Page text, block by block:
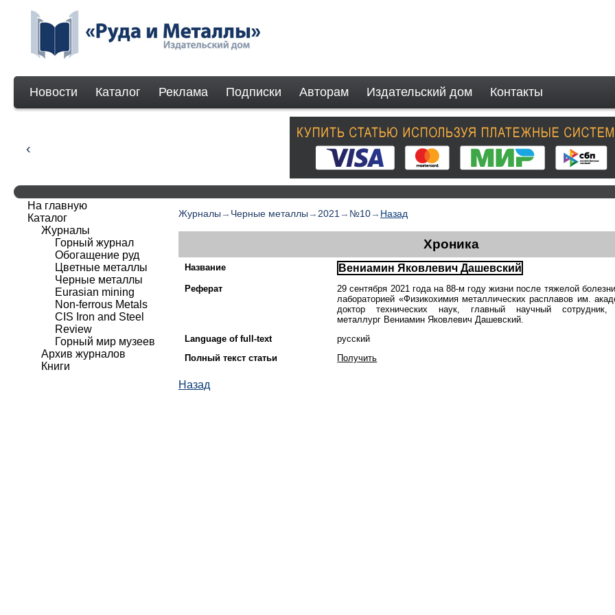
Новости Каталог Реклама Подписки Авторам Издательский дом Контакты
Журналы → Черные металлы → 2021 → №10→ Назад
Хроника
Название Вениамин Яковлевич Дашевский
Реферат
29 сентября 2021 года на 88-м году жизни после тяжелой
лабораторией «Физикохимия металлических расплавов им.
доктор технических наук, главный научный
металлург Вениамин Яковлевич Дашевский.
Language of full-text
русский
Полный текст статьи
Получить
Назад
На главную
Каталог
Журналы
Горный журнал
Обогащение руд
Цветные металлы
Черные металлы
Eurasian mining
Non-ferrous Мetals
CIS Iron and Steel
Review
Горный мир музеев
Архив журналов
Книги